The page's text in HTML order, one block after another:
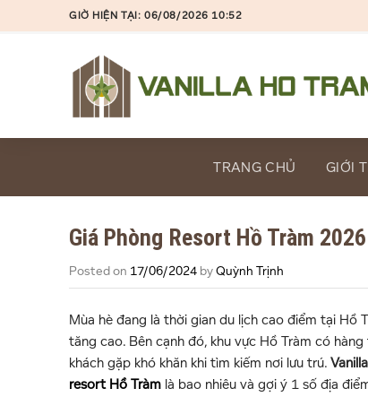
to
GIỜ HIỆN TẠI: 06/08/2026 10:52
TRANG CHỦ GIỚI
Giá Phòng Resort Hồ Tràm
Posted on 17/06/2024 byQuỳnh Trịnh
Mùa hè đang là thời gian du lịch cao điểm tại Hồ
tăng cao. Bên cạnh đó, khu vực Hồ Tràm có
khách gặp khó khăn khi tìm kiếm nơi lưu trú.
resort Hồ Tràm là bao nhiêu và gợi ý 1 số địa